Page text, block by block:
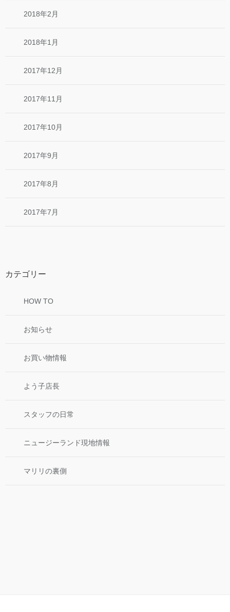
2018年2月
2018年1月
2017年12月
2017年11月
2017年10月
2017年9月
2017年8月
2017年7月
カテゴリー
HOW TO
お知らせ
お買い物情報
よう子店長
スタッフの日常
ニュージーランド現地情報
マリリの裏側